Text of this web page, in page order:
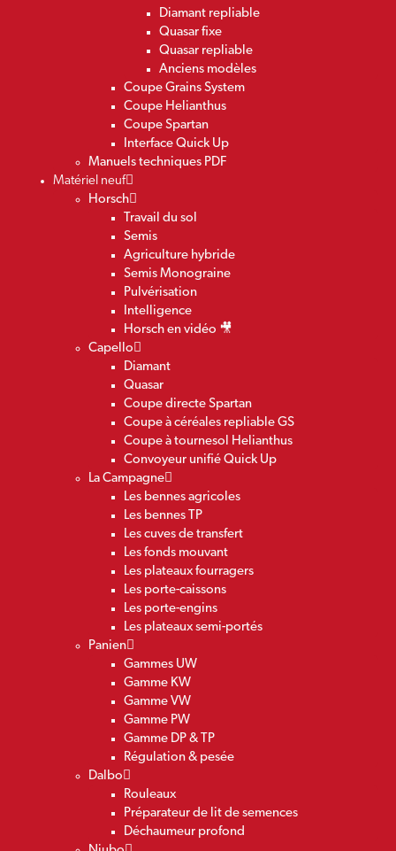
Diamant repliable
Quasar fixe
Quasar repliable
Anciens modèles
Coupe Grains System
Coupe Helianthus
Coupe Spartan
Interface Quick Up
Manuels techniques PDF
Matériel neuf
Horsch
Travail du sol
Semis
Agriculture hybride
Semis Monograine
Pulvérisation
Intelligence
Horsch en vidéo 🎥
Capello
Diamant
Quasar
Coupe directe Spartan
Coupe à céréales repliable GS
Coupe à tournesol Helianthus
Convoyeur unifié Quick Up
La Campagne
Les bennes agricoles
Les bennes TP
Les cuves de transfert
Les fonds mouvant
Les plateaux fourragers
Les porte-caissons
Les porte-engins
Les plateaux semi-portés
Panien
Gammes UW
Gamme KW
Gamme VW
Gamme PW
Gamme DP & TP
Régulation & pesée
Dalbo
Rouleaux
Préparateur de lit de semences
Déchaumeur profond